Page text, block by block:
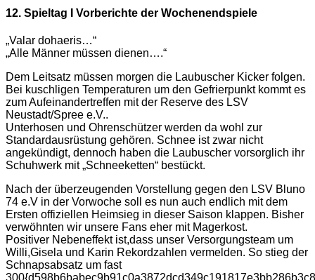
12. Spieltag I Vorberichte der Wochenendspiele
„Valar dohaeris…“
„Alle Männer müssen dienen….“
Dem Leitsatz müssen morgen die Laubuscher Kicker folgen.
Bei kuschligen Temperaturen um den Gefrierpunkt kommt es
zum Aufeinandertreffen mit der Reserve des LSV
Neustadt/Spree e.V..
Unterhosen und Ohrenschützer werden da wohl zur
Standardausrüstung gehören. Schnee ist zwar nicht
angekündigt, dennoch haben die Laubuscher vorsorglich ihr
Schuhwerk mit „Schneeketten“ bestückt.
Nach der überzeugenden Vorstellung gegen den LSV Bluno
74 e.V in der Vorwoche soll es nun auch endlich mit dem
Ersten offiziellen Heimsieg in dieser Saison klappen. Bisher
verwöhnten wir unsere Fans eher mit Magerkost.
Positiver Nebeneffekt ist,dass unser Versorgungsteam um
Willi,Gisela und Karin Rekordzahlen vermelden. So stieg der
Schnapsabsatz um fast